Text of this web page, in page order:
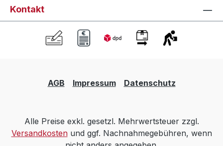
Kontakt
AGB Impressum Datenschutz
Alle Preise exkl. gesetzl. Mehrwertsteuer zzgl.
Versandkostenund ggf. Nachnahmegebühren, wenn